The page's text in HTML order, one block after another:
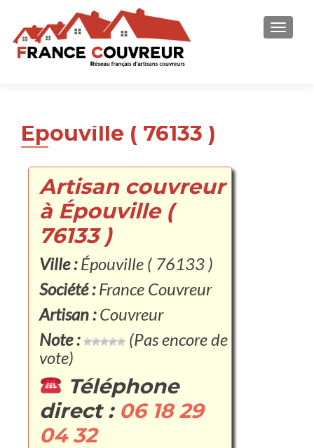
Épouville ( 76133 )
Artisan couvreur
à Épouville (
76133 )
Ville :Épouville ( 76133 )
Société :France Couvreur
Artisan :Couvreur
Note :
(Pas encore de
vote)
Téléphone
direct : 06 18 29
04 32